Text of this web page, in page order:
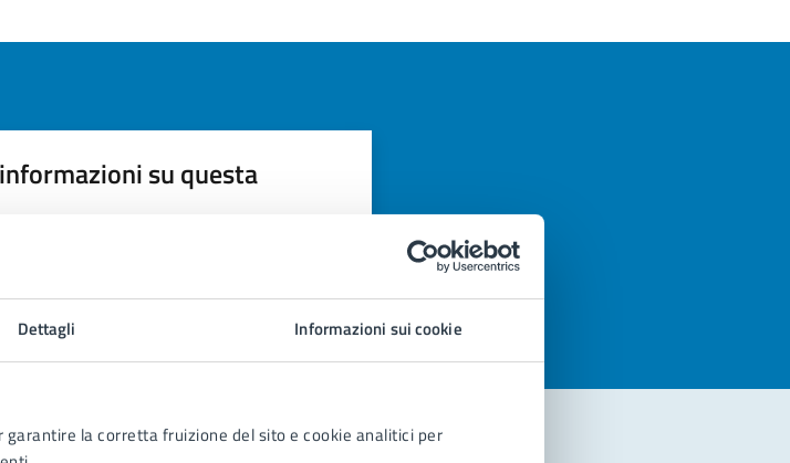
Dettagli Informazioni sui cookie
la corretta fruizione del sito e cookie analitici per
su questa